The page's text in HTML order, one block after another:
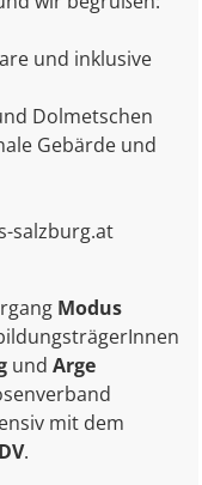
und inklusive
Dolmetschen
Gebärde und
salzburg.at
Modus
und Arge
mit dem
.